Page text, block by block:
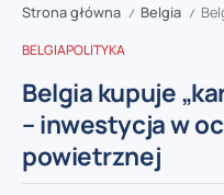
Strona główna / Belgia /
BELGIAPOLITYKA
Belgia kupuje
– inwestycja w
powietrznej